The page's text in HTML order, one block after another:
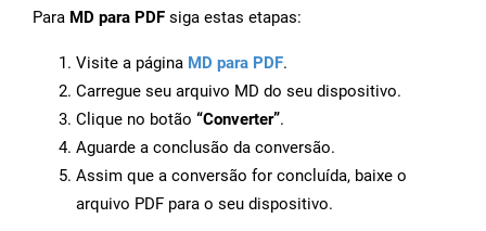
Para MD para PDF siga estas etapas:
Visite a página MD para PDF.
Carregue seu arquivo MD do seu dispositivo.
Clique no botão “Converter”.
Aguarde a conclusão da conversão.
Assim que a conversão for concluída, baixe o
arquivo PDF para o seu dispositivo.